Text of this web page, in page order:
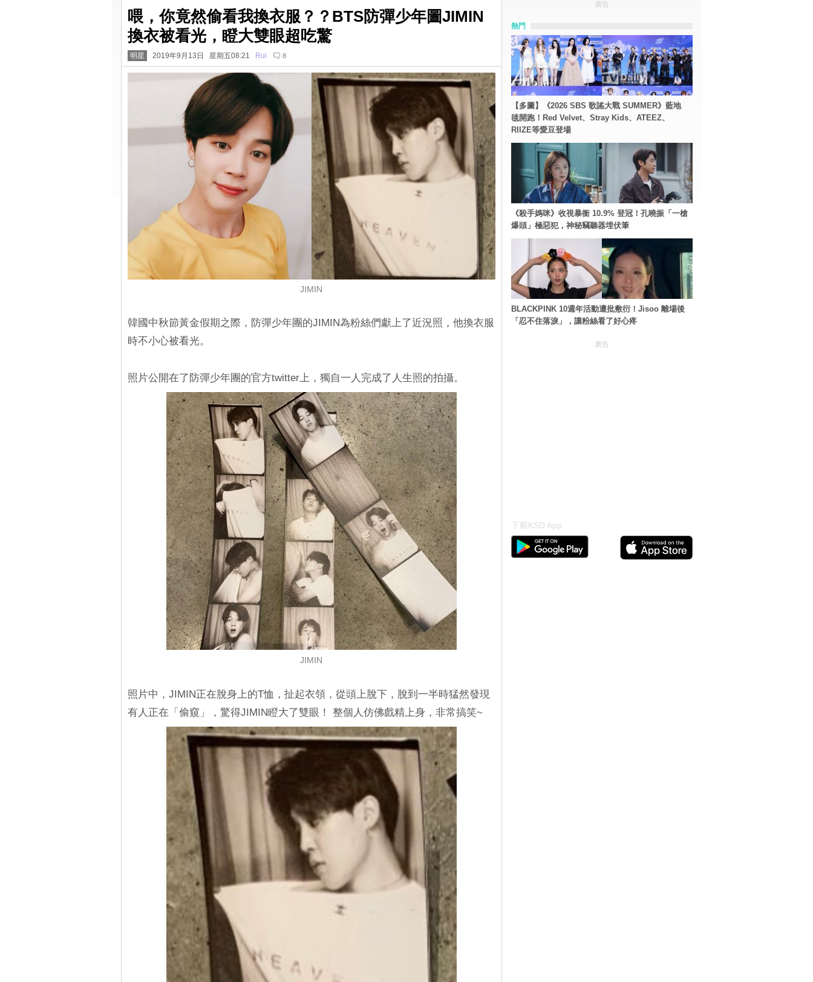
喂，你竟然偷看我換衣服？？BTS防彈少年圖JIMIN
換衣被看光，瞪大雙眼超吃驚
明星 2019年9月13日 星期五08:21 Rui 8
JIMIN
韓國中秋節黃金假期之際，防彈少年團的JIMIN為粉絲們獻上了近況照，他換衣服
時不小心被看光。
照片公開在了防彈少年團的官方twitter上，獨自一人完成了人生照的拍攝。
JIMIN
照片中，JIMIN正在脫身上的T恤，扯起衣領，從頭上脫下，脫到一半時猛然發現
有人正在「偷窺」，驚得JIMIN瞪大了雙眼！ 整個人仿佛戲精上身，非常搞笑~
廣告
熱門
【多圖】《2026 SBS 歌謠大戰 SUMMER》藍地
毯開跑！Red Velvet、Stray Kids、ATEEZ、
RIIZE等愛豆登場
《殺手媽咪》收視暴衝 10.9% 登冠！孔曉振「一槍
爆頭」極惡犯，神秘竊聽器埋伏筆
BLACKPINK 10週年活動遭批敷衍！Jisoo 離場後
「忍不住落淚」，讓粉絲看了好心疼
廣告
下載KSD App